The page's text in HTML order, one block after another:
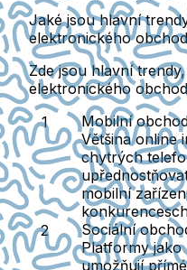
Jaké jsou hlavní
elektronického
Zde jsou hlavní
elektronického
Mobilní
Většina online
chytrých
mobilní
Sociální
Platformy jako
umožňují